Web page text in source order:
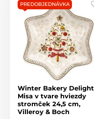
PREDOBJEDNÁVKA
Winter Bakery Delight
Misa v tvare hviezdy
stromček 24,5 cm,
Villeroy & Boch